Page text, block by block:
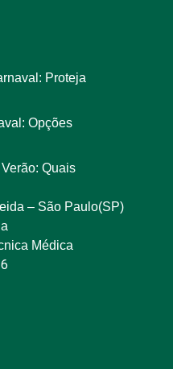
Proteja
Opções
Quais
– São Paulo(SP)
Médica